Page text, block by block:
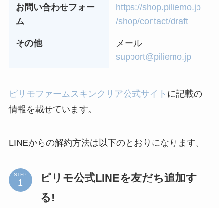
る方法ある？
ニューZの解約まと
め！電話が繋がらな
い時の裏ワザ
解約できない？バロ
お問い合わせフォー
ム
https://shop.piliemo.jp
/shop/contact/draft
その他
メール
support@piliemo.jp
ピリモファームスキンクリア公式サイト に記載の
情報を載せています。
LINEからの解約方法は以下のとおりになります。
STEP
ピリモ公式LINEを友だち追加す
る!